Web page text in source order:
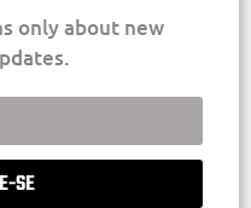
only about new
SE